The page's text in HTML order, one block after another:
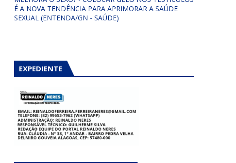
É A NOVA TENDÊNCIA PARA APRIMORAR A SAÚDE
SEXUAL (ENTENDA/GN - SAÚDE)
EXPEDIENTE